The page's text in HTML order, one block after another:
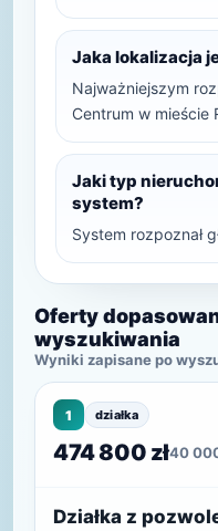
Jaka lokalizacja
Najważniejszym
Centrum w mieście
Jaki typ
system?
System rozpoznał
Oferty
wyszukiwania
Wyniki zapisane po
1 działka
474 800 zł40
Działka z